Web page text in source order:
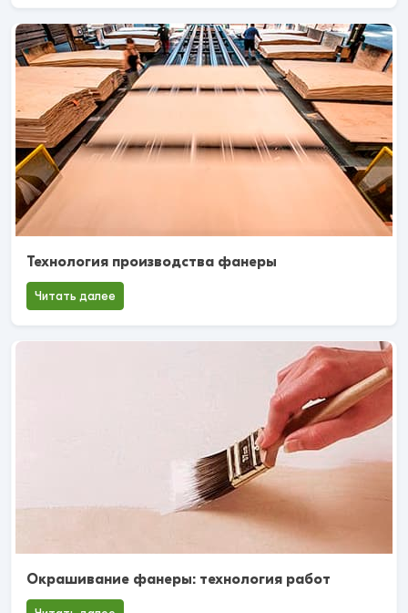
Технология производства фанеры
Читать далее
Окрашивание фанеры: технология работ